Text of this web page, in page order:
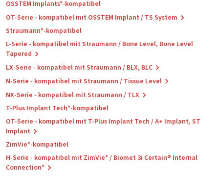
OSSTEM Implants*-kompatibel
OT-Serie - kompatibel mit OSSTEM Implant / TS System
Straumann*-kompatibel
L-Serie - kompatibel mit Straumann / Bone Level, Bone Level
Tapered
LX-Serie - kompatibel mit Straumann / BLX, BLC
N-Serie - kompatibel mit Straumann / Tissue Level
NX-Serie - kompatibel mit Straumann / TLX
T-Plus Implant Tech*-kompatibel
OT-Serie - kompatibel mit T-Plus Implant Tech / A+ Implant, ST
Implant
ZimVie*-kompatibel
H-Serie - kompatibel mit ZimVie* / Biomet 3i Certain® Internal
Connection*